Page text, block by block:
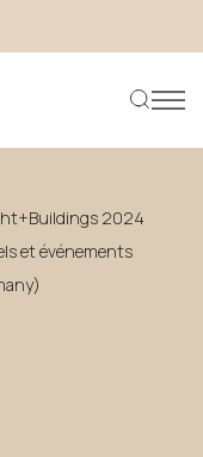
2024
et événements